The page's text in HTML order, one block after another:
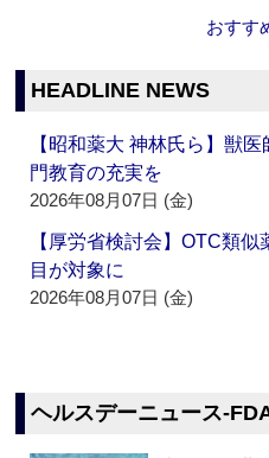
おすす
HEADLINE NEWS
【昭和薬大 神林氏ら】獣
門教育の充実を
2026年08月07日 (金)
【厚労省検討会】OTC類
目が対象に
2026年08月07日 (金)
ヘルスデーニュース